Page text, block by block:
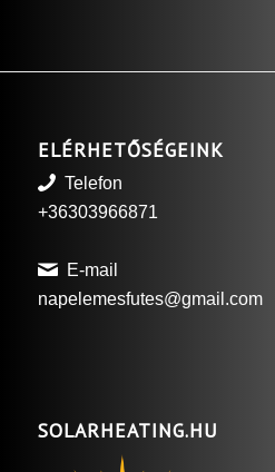
ELÉRHETŐSÉGEINK
Telefon
+36303966871
E-mail
napelemesfutes@gmail.com
SOLARHEATING.HU